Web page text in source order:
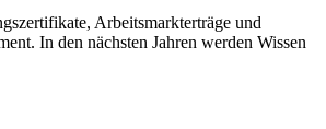
Arbeitsmarkterträge und
In den nächsten Jahren werden Wissen